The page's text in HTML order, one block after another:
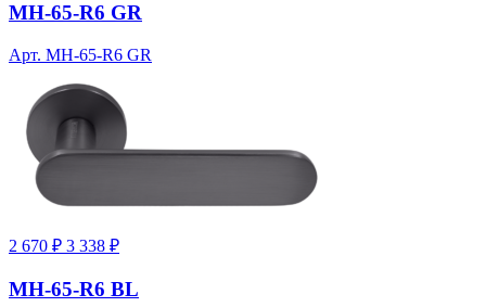
MH-65-R6 GR
Арт. MH-65-R6 GR
2 670 ₽ 3 338 ₽
MH-65-R6 BL